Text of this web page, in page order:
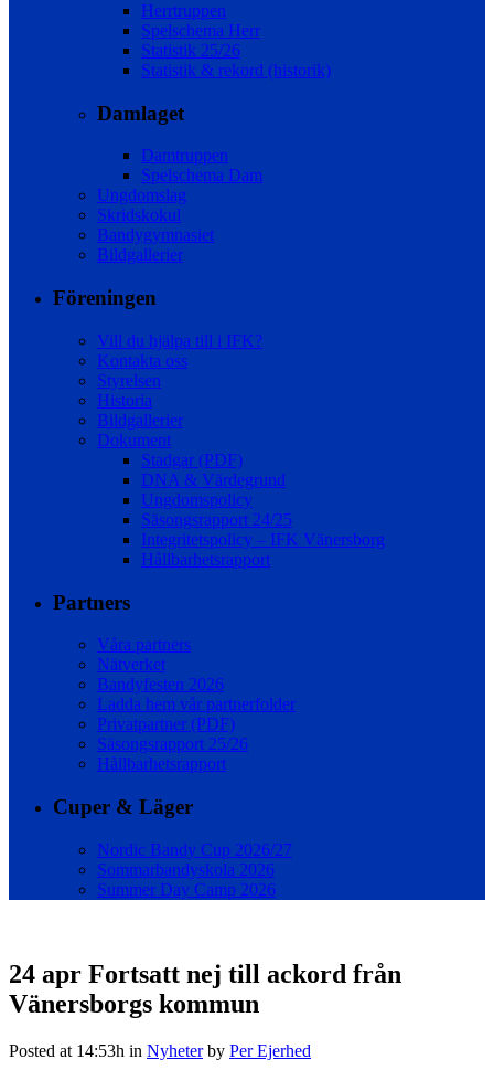
Herrtruppen
Spelschema Herr
Statistik 25/26
Statistik & rekord (historik)
Damlaget
Damtruppen
Spelschema Dam
Ungdomslag
Skridskokul
Bandygymnasiet
Bildgallerier
Föreningen
Vill du hjälpa till i IFK?
Kontakta oss
Styrelsen
Historia
Bildgallerier
Dokument
Stadgar (PDF)
DNA & Värdegrund
Ungdomspolicy
Säsongsrapport 24/25
Integritetspolicy – IFK Vänersborg
Hållbarhetsrapport
Partners
Våra partners
Nätverket
Bandyfesten 2026
Ladda hem vår partnerfolder
Privatpartner (PDF)
Säsongsrapport 25/26
Hållbarhetsrapport
Cuper & Läger
Nordic Bandy Cup 2026/27
Sommarbandyskola 2026
Summer Day Camp 2026
24 apr Fortsatt nej till ackord från
Vänersborgs kommun
Posted at 14:53h in Nyheter by Per Ejerhed